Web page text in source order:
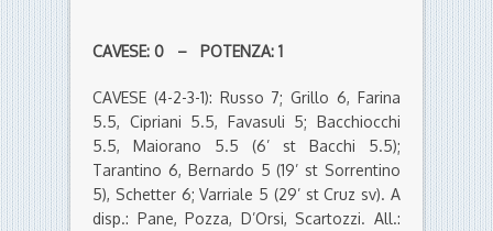
CAVESE: 0 – POTENZA: 1
CAVESE (4-2-3-1): Russo 7; Grillo 6, Farina
5.5, Cipriani 5.5, Favasuli 5; Bacchiocchi
5.5, Maiorano 5.5 (6’ st Bacchi 5.5);
Tarantino 6, Bernardo 5 (19’ st Sorrentino
5), Schetter 6; Varriale 5 (29’ st Cruz sv). A
disp.: Pane, Pozza, D’Orsi, Scartozzi. All.: